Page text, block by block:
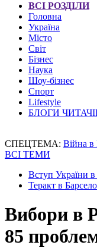
ВСІ РОЗДІЛИ
Головна
Україна
Місто
Світ
Бізнес
Наука
Шоу-бізнес
Спорт
Lifestyle
БЛОГИ
СПЕЦТЕМА: Війна в
ВСІ ТЕМИ
Вступ України
Теракт в
Вибори в
85